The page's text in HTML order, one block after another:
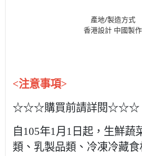
產地/製造方式
香港設計 中國製作
<注意事項>
☆☆☆購買前請詳閱☆☆☆
自105年1月1日起，生鮮蔬
類、乳製品類、冷凍冷藏